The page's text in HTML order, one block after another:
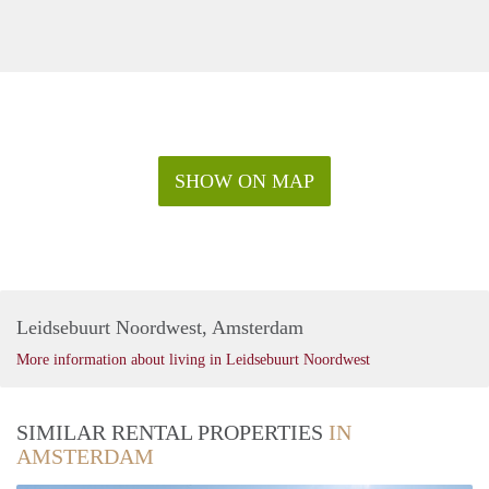
SHOW ON MAP
Leidsebuurt Noordwest, Amsterdam
More information about living in Leidsebuurt Noordwest
SIMILAR RENTAL PROPERTIES IN
AMSTERDAM